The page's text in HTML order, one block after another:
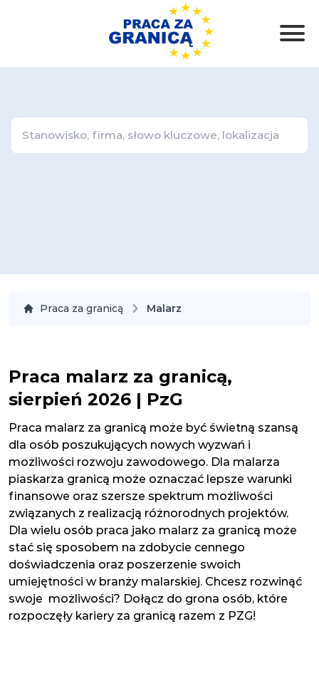
Praca za granicą Malarz
Praca malarz za granicą,
sierpień 2026 | PzG
Praca malarz za granicą może być świetną szansą
dla osób poszukujących nowych wyzwań i
możliwości rozwoju zawodowego. Dla malarza
piaskarza granicą może oznaczać lepsze warunki
finansowe oraz szersze spektrum możliwości
związanych z realizacją różnorodnych projektów.
Dla wielu osób praca jako malarz za granicą może
stać się sposobem na zdobycie cennego
doświadczenia oraz poszerzenie swoich
umiejętności w branży malarskiej. Chcesz rozwinąć
swoje możliwości? Dołącz do grona osób, które
rozpoczęły kariery za granicą razem z PZG!